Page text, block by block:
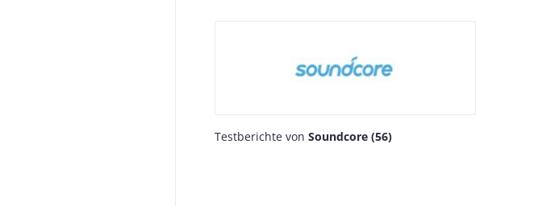
Testberichte von Soundcore (56)